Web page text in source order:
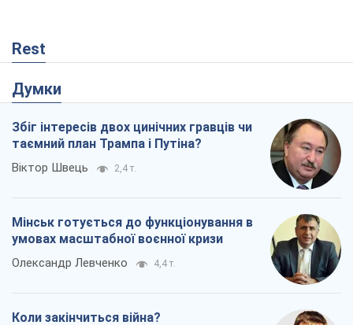
Rest
Думки
Збіг інтересів двох цинічних гравців чи
таємний план Трампа і Путіна?
Віктор Швець 2,4 т.
Мінськ готується до функціонування в
умовах масштабної воєнної кризи
Олександр Левченко 4,4 т.
Коли закінчиться війна?